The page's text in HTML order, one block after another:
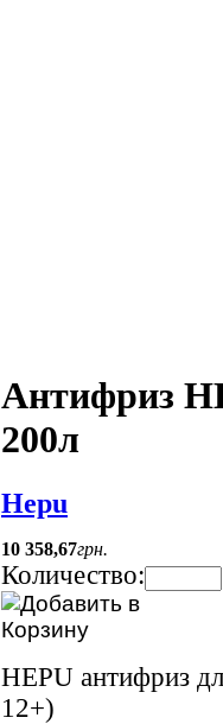
Антифриз
200л
Hepu
10 358,67грн.
Количество:
HEPU антифриз
12+)